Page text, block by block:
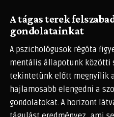
A tágas terek
gondolatainkat
A pszichológusok régóta
mentális állapotunk közötti
tekintetünk előtt megnyílik
hajlamosabb elengedni a
gondolatokat. A horizont